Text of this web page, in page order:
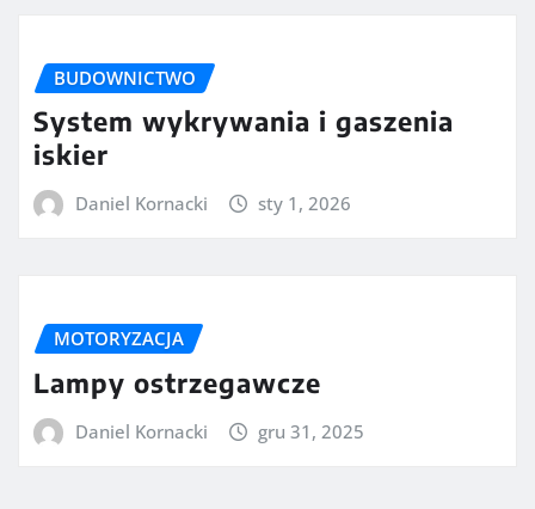
BUDOWNICTWO
System wykrywania i gaszenia
iskier
Daniel Kornacki sty 1, 2026
MOTORYZACJA
Lampy ostrzegawcze
Daniel Kornacki gru 31, 2025